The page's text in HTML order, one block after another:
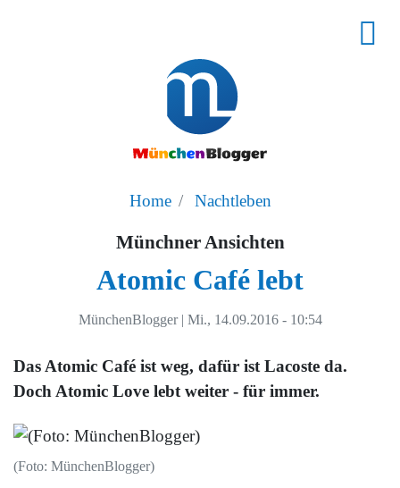
Home Nachtleben
Münchner Ansichten
Atomic Café lebt
MünchenBlogger | Mi., 14.09.2016 - 10:54
Das Atomic Café ist weg, dafür ist Lacoste da.
Doch Atomic Love lebt weiter - für immer.
(Foto: MünchenBlogger)